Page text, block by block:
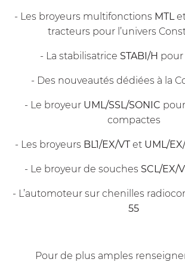
- Les broyeurs multifonctions MTL
tracteurs pour l’univers
- La stabilisatrice STABI/H pour
- Des nouveautés dédiées à la
- Le broyeur UML/SSL/SONIC
compactes
- Les broyeurs BL1/EX/VTet UML/
- Le broyeur de souches SCL/EX/
- L’automoteur sur chenilles
55
Pour de plus amples